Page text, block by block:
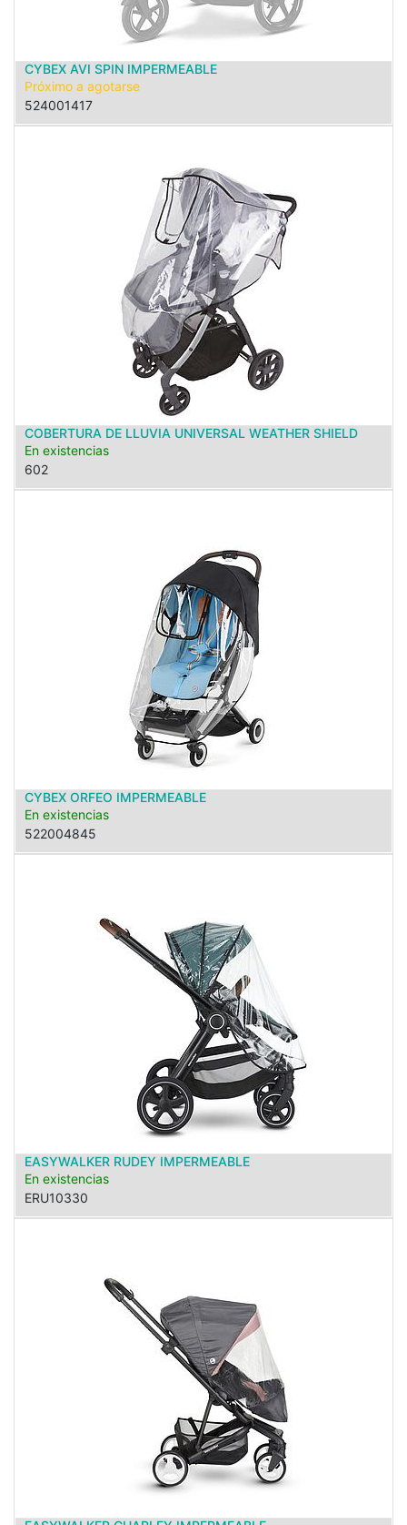
CYBEX AVI SPIN IMPERMEABLE
Próximo a agotarse
524001417
COBERTURA DE LLUVIA UNIVERSAL WEATHER SHIELD
En existencias
602
CYBEX ORFEO IMPERMEABLE
En existencias
522004845
EASYWALKER RUDEY IMPERMEABLE
En existencias
ERU10330